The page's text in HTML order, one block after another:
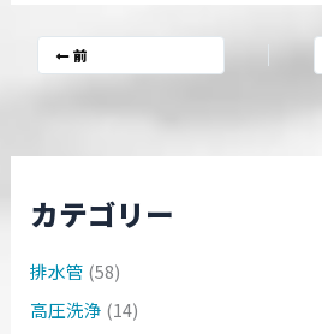
前
カテゴリー
排水管 (58)
高圧洗浄 (14)